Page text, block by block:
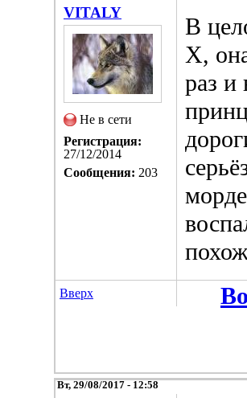
VITALY
Не в сети
Регистрация:
27/12/2014
Сообщения: 203
В
Х,
раз и
Вверх
Вт, 29/08/2017 - 12:58